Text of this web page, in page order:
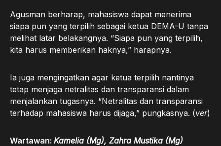
Agusman berharap, mahasiswa dapat menerima
siapa pun yang terpilih sebagai ketua DEMA-U tanpa
melihat latar belakangnya. “Siapa pun yang terpilih,
kita harus memberikan haknya,” harapnya.
Ia juga mengingatkan agar ketua terpilih nantinya
tetap menjaga netralitas dan transparansi dalam
menjalankan tugasnya. “Netralitas dan transparansi
terhadap mahasiswa harus dijaga,” pungkasnya. (ver)
Wartawan: Kamelia (Mg), Zahra Mustika (Mg)